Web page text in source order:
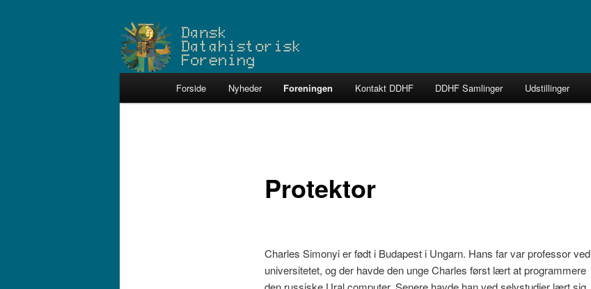
Dansk Datahistorisk Forening
Dataarkæologerne
Forside Nyheder Foreningen Kontakt DDHF DDHF Samlinger Udstillinger
Protektor
Charles Simonyi er født i Budapest i Ungarn. Hans far var professor ved
universitetet, og der havde den unge Charles først lært at programmere